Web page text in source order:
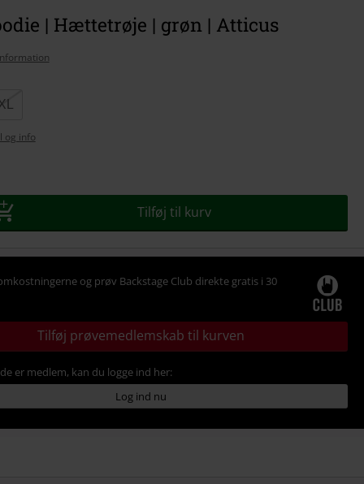
| Hættetrøje | grøn | Atticus
og info
Tilføj til kurv
og prøv Backstage Club direkte gratis i 30
Tilføj prøvemedlemskab til kurven
er medlem, kan du logge ind her:
Log ind nu